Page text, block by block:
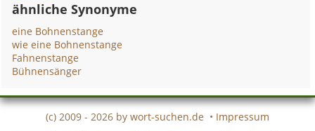
ähnliche Synonyme
eine Bohnenstange
wie eine Bohnenstange
Fahnenstange
Bühnensänger
(c) 2009 - 2026 by wort-suchen.de • Impressum